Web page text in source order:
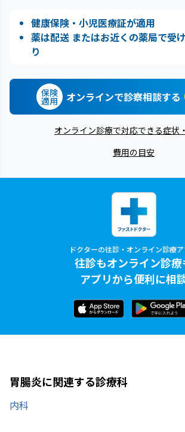
健康保険・小児医療証が適用
薬は配送 またはお近くの薬局で受
り
保険
適用 オンラインで診察相談する
オンライン診療で対応できる症状
費用の目安
ドクターの往診・オンライン診療ア
往診もオンライン診療
アプリから便利に相
胃腸炎に関連する診療科
内科